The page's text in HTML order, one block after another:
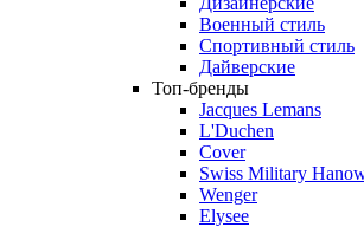
Военный стиль
Спортивный стиль
Дайверские
Топ-бренды
Jacques Lemans
L'Duchen
Cover
Swiss Military
Wenger
Elysee